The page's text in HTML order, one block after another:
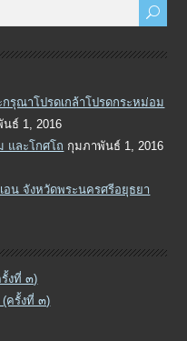
รุณาโปรดเกล้าโปรดกระหม่อม
ธ์ 1, 2016
และโกศโถ กุมภาพันธ์ 1, 2016
น จังหวัดพระนครศรีอยุธยา
งที่ ๓)
ครั้งที่ ๓)